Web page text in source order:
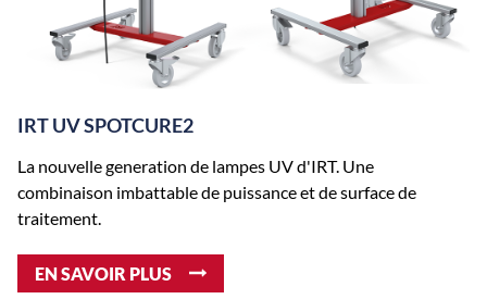
IRT UV SPOTCURE2
La nouvelle generation de lampes UV d'IRT. Une
combinaison imbattable de puissance et de surface de
traitement.
EN SAVOIR PLUS